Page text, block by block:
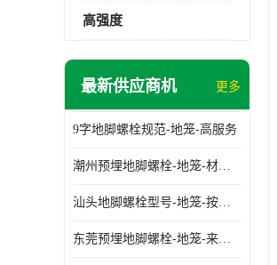
高强度
最新供应商机 更多
9字地脚螺栓规范-地笼-高服务
潮州预埋地脚螺栓-地笼-材质齐全
汕头地脚螺栓型号-地笼-按需定制
东莞预埋地脚螺栓-地笼-来图可定制